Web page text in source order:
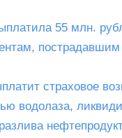
55 млн.
страховое
водолаза,